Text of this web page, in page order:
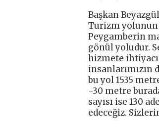
Başkan
Turizm yolunun
Peygamberin
gönül yoludur.
hizmete ihtiyacı
insanlarımızın
bu yol 1535
-30 metre
sayısı ise 130
edeceğiz.